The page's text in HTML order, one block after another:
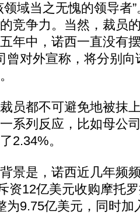
域当之无愧的领导者
竞争力。当然，裁员
年中，诺西一直没有
曾对外宣称，将分别
都不可避免地被抹
系列反应，比如母公
2.34%。
是，诺西近几年频
资12亿美元收购摩托
为9.75亿美元，同时加